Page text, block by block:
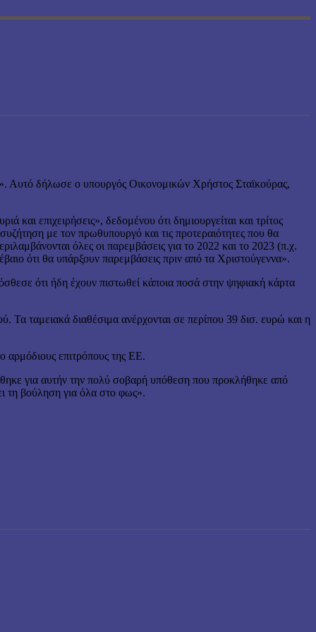
Αυτό δήλωσε ο υπουργός Οικονομικών Χρήστος Σταϊκούρας,
επιχειρήσεις», δεδομένου ότι δημιουργείται και τρίτος
με τον πρωθυπουργό και τις προτεραιότητες που θα
όλες οι παρεμβάσεις για το 2022 και το 2023 (π.χ.
ότι θα υπάρξουν παρεμβάσεις πριν από τα Χριστούγεννα».
ότι ήδη έχουν πιστωθεί κάποια ποσά στην ψηφιακή κάρτα
ταμειακά διαθέσιμα ανέρχονται σε περίπου 39 δισ. ευρώ και η
αρμόδιους επιτρόπους της ΕΕ.
για αυτήν την πολύ σοβαρή υπόθεση που προκλήθηκε από
τη βούληση για όλα στο φως».